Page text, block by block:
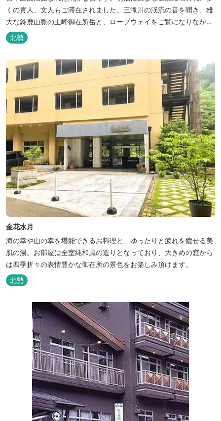
くの貴人、文人もご滞在されました。三滝川の渓流の音を聞き、雄
大な鈴鹿山脈の主峰御在所岳と、ロープウェイをご覧になりながら
お入りいただく露天風呂は気持ちがいいです。 また、庭園にある昭
和初期の離れの客間を改装した貸切風呂（６タイプ）はレトロクラ
シカルな雰囲気でみなさまに好評をいただいております。夕食は部
屋食の為、お子様連れやカッ...
北勢
金花水月
海の幸や山の幸を堪能できるお料理と、ゆったりと疲れを癒せる美
肌の湯。お部屋は全室純和風の造りとなっており、大きめの窓から
は四季折々の表情豊かな御在所の景色をお楽しみ頂けます。
北勢